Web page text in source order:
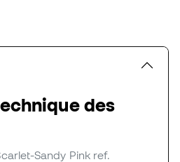
des
Sandy Pink ref.